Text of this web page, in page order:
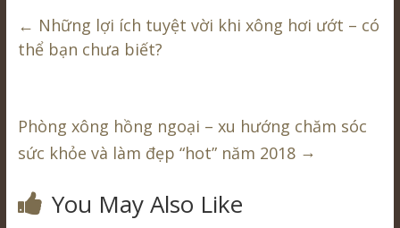
← Những lợi ích tuyệt vời khi xông hơi ướt – có
thể bạn chưa biết?
Phòng xông hồng ngoại – xu hướng chăm sóc
sức khỏe và làm đẹp “hot” năm 2018 →
You May Also Like